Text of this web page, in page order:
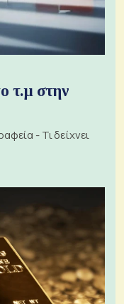
τ.μ στην
- Τι δείχνει